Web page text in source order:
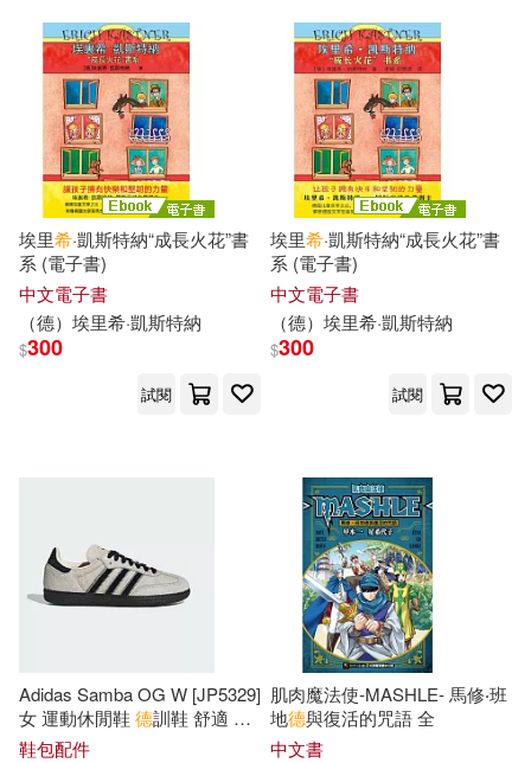
鄒敦怜(15) 鍾林姣(15)
雷歐幻像(15) 黃美利(15)
（美）傑克·倫敦(15)
（美）海倫·凱勒(15)
MAPPLE昭文社編輯部(14)
《親歷者》編輯部(14)
周玉(14)
姜忠喆(14) 安妮．法蘭克(14)
宮崎真一(14)
小森陽一(14)
現代出版社(83) Naxos(81)
中國地質大學出版社(81)
國防工業出版社(81)
天地出版社(81)
アルマビアンカ(80)
東方出版中心(80)
地質出版社(79)
福建人民出版社(78)
埃里希·凱斯特納“成長火花”書
系 (電子書)
中文電子書
（德）埃里希·凱斯特納
$300
試閱
埃里希·凱斯特納“成長火花”書
系 (電子書)
中文電子書
（德）埃里希·凱斯特納
$300
試閱
Adidas Samba OG W [JP5329]
女 運動休閒鞋 德訓鞋 舒適 穿
搭 馬海毛 米灰 黑 26.5cm 白/
鞋包配件
肌肉魔法使-MASHLE- 馬修‧班
地德與復活的咒語 全
中文書